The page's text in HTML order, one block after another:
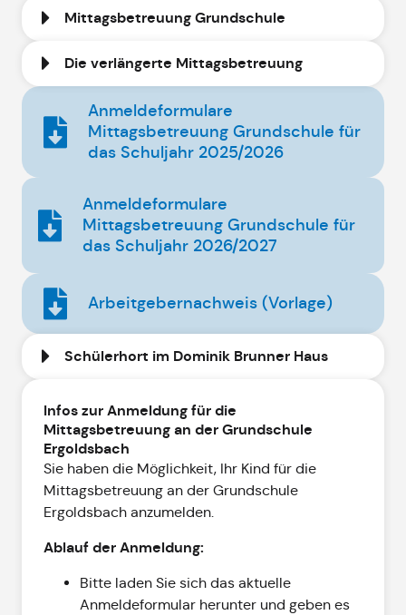
Mittagsbetreuung Grundschule
Die verlängerte Mittagsbetreuung
Anmeldeformulare
Mittagsbetreuung Grundschule für
das Schuljahr 2025/2026
Anmeldeformulare
Mittagsbetreuung Grundschule für
das Schuljahr 2026/2027
Arbeitgebernachweis (Vorlage)
Schülerhort im Dominik Brunner Haus
Infos zur Anmeldung für die
Mittagsbetreuung an der Grundschule
Ergoldsbach
Sie haben die Möglichkeit, Ihr Kind für die
Mittagsbetreuung an der Grundschule
Ergoldsbach anzumelden.
Ablauf der Anmeldung:
Bitte laden Sie sich das aktuelle
Anmeldeformular herunter und geben es